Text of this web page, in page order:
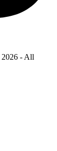
2026 - All